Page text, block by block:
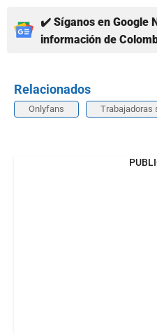
✔️ Síganos en Google
información de
Relacionados
Onlyfans Trabajadoras